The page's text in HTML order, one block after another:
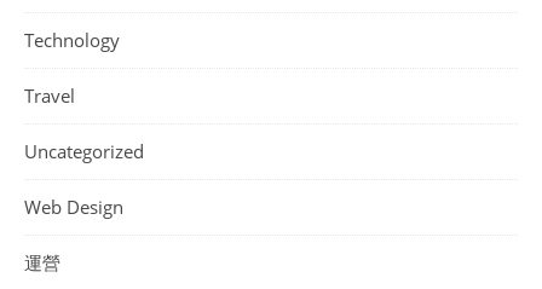
Technology
Travel
Uncategorized
Web Design
運營